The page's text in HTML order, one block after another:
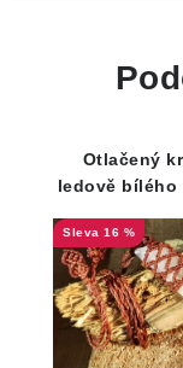
Otlačený
ledově
macramé
16 %